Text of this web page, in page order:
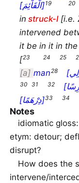
[الْقَاْئِمَ]
in struck-I [i.e.
intervened
it be in it in
[
a
man
[دِرْهَمًا]
Notes
idiomatic
etym: detour;
disrupt?
How does the
intervene/